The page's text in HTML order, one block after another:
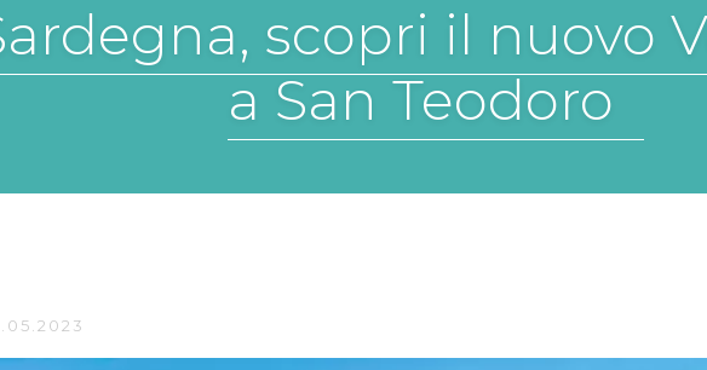
scopri il nuovo
a San Teodoro